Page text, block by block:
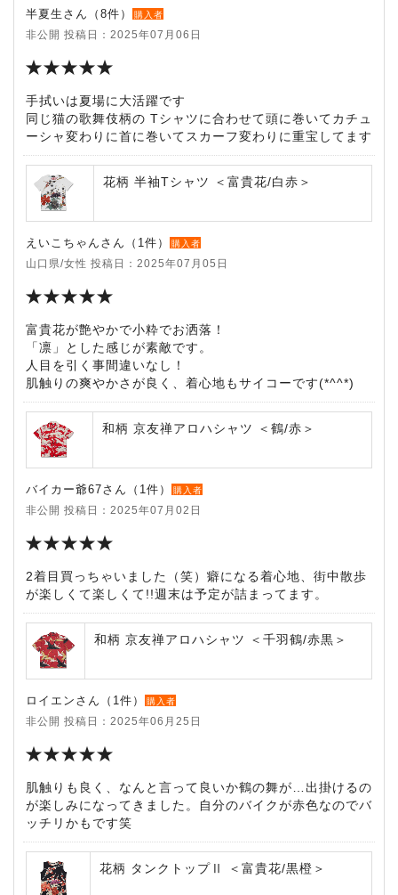
半夏生さん（8件） 購入者
非公開 投稿日：2025年07月06日
手拭いは夏場に大活躍です
同じ猫の歌舞伎柄の Tシャツに合わせて頭に巻いてカチュ
ーシャ変わりに首に巻いてスカーフ変わりに重宝してます
花柄 半袖Tシャツ ＜富貴花/白赤＞
えいこちゃんさん（1件） 購入者
山口県/女性 投稿日：2025年07月05日
富貴花が艶やかで小粋でお洒落！
「凛」とした感じが素敵です。
人目を引く事間違いなし！
肌触りの爽やかさが良く、着心地もサイコーです(*^^*)
和柄 京友禅アロハシャツ ＜鶴/赤＞
バイカー爺67さん（1件） 購入者
非公開 投稿日：2025年07月02日
2着目買っちゃいました（笑）癖になる着心地、街中散歩
が楽しくて楽しくて!!週末は予定が詰まってます。
和柄 京友禅アロハシャツ ＜千羽鶴/赤黒＞
ロイエンさん（1件） 購入者
非公開 投稿日：2025年06月25日
肌触りも良く、なんと言って良いか鶴の舞が…出掛けるの
が楽しみになってきました。自分のバイクが赤色なのでバ
ッチリかもです笑
花柄 タンクトップⅡ ＜富貴花/黒橙＞